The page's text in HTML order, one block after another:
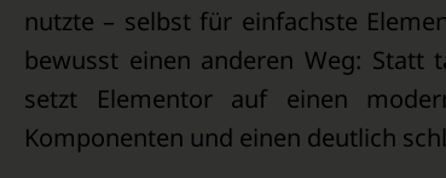
nutzte – selbst für einfachste
bewusst einen anderen Weg: Statt
setzt Elementor auf einen
Komponenten und einen deutlich